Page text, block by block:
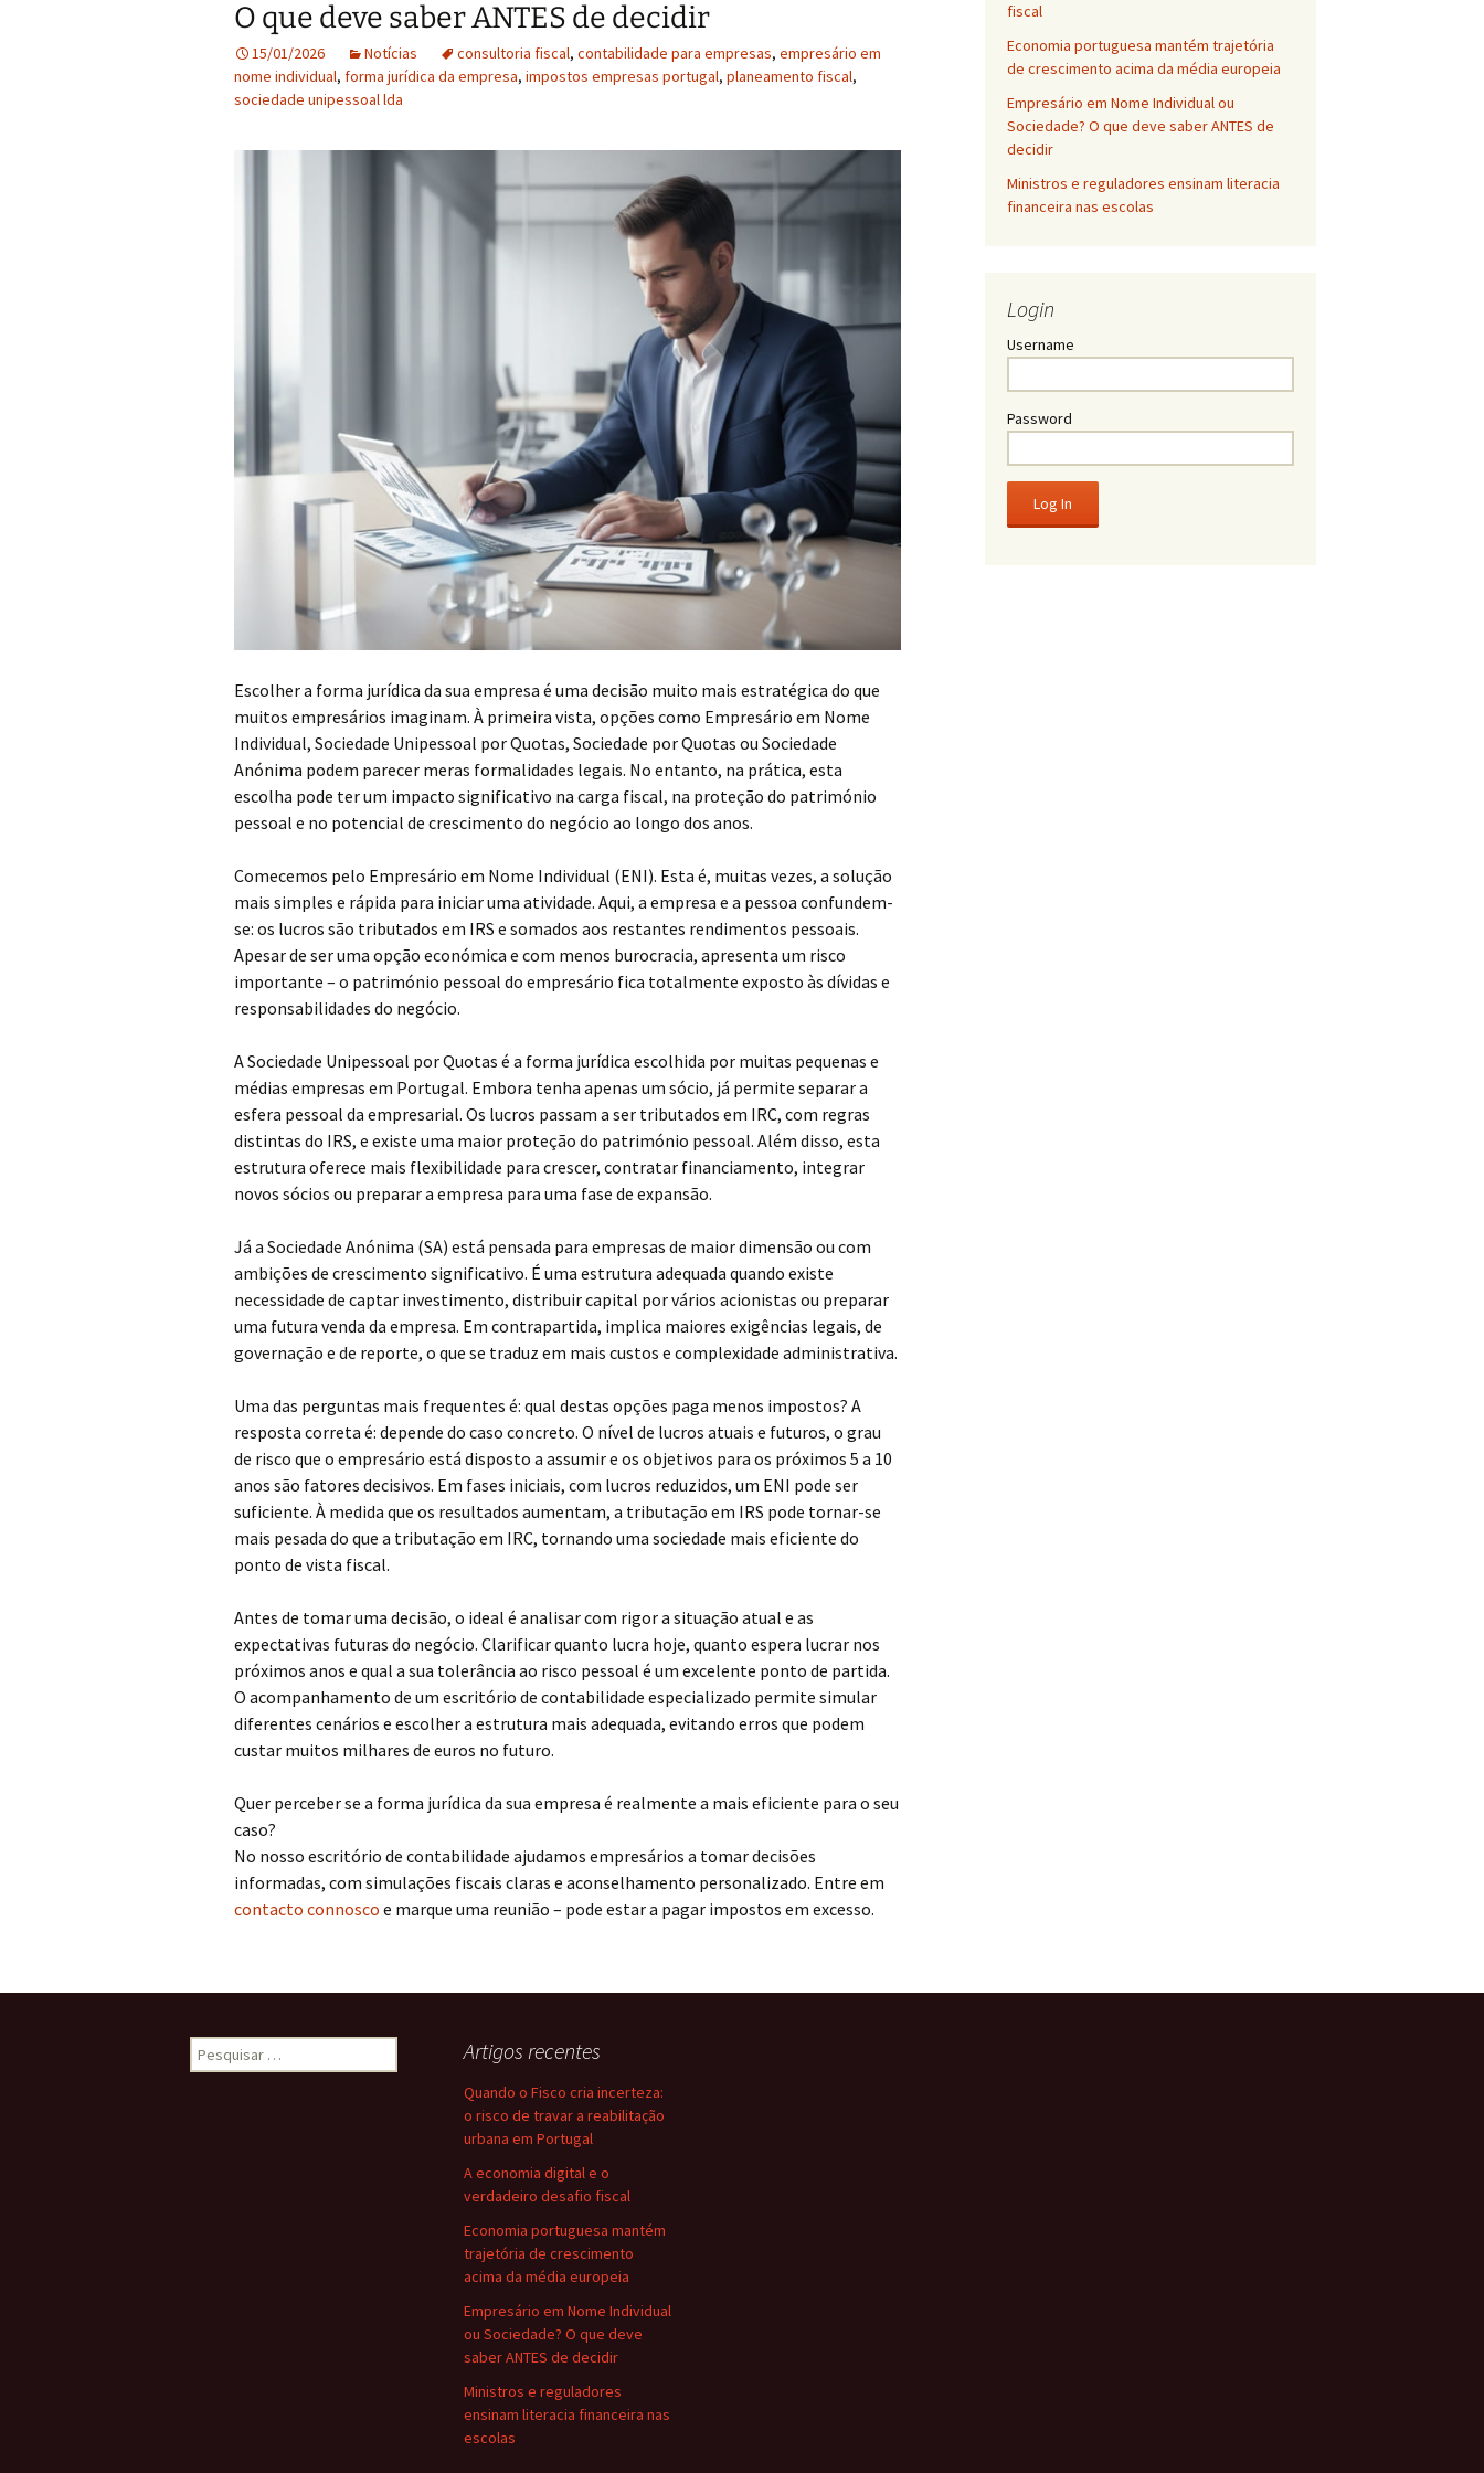
O que deve saber ANTES de decidir
15/01/2026 Notícias consultoria fiscal, contabilidade para empresas, empresário em
nome individual, forma jurídica da empresa, impostos empresas portugal, planeamento fiscal,
sociedade unipessoal lda
Escolher a forma jurídica da sua empresa é uma decisão muito mais estratégica do que
muitos empresários imaginam. À primeira vista, opções como Empresário em Nome
Individual, Sociedade Unipessoal por Quotas, Sociedade por Quotas ou Sociedade
Anónima podem parecer meras formalidades legais. No entanto, na prática, esta
escolha pode ter um impacto significativo na carga fiscal, na proteção do património
pessoal e no potencial de crescimento do negócio ao longo dos anos.
Comecemos pelo Empresário em Nome Individual (ENI). Esta é, muitas vezes, a solução
mais simples e rápida para iniciar uma atividade. Aqui, a empresa e a pessoa confundem-
se: os lucros são tributados em IRS e somados aos restantes rendimentos pessoais.
Apesar de ser uma opção económica e com menos burocracia, apresenta um risco
importante – o património pessoal do empresário fica totalmente exposto às dívidas e
responsabilidades do negócio.
A Sociedade Unipessoal por Quotas é a forma jurídica escolhida por muitas pequenas e
médias empresas em Portugal. Embora tenha apenas um sócio, já permite separar a
esfera pessoal da empresarial. Os lucros passam a ser tributados em IRC, com regras
distintas do IRS, e existe uma maior proteção do património pessoal. Além disso, esta
estrutura oferece mais flexibilidade para crescer, contratar financiamento, integrar
novos sócios ou preparar a empresa para uma fase de expansão.
Já a Sociedade Anónima (SA) está pensada para empresas de maior dimensão ou com
ambições de crescimento significativo. É uma estrutura adequada quando existe
necessidade de captar investimento, distribuir capital por vários acionistas ou preparar
uma futura venda da empresa. Em contrapartida, implica maiores exigências legais, de
governação e de reporte, o que se traduz em mais custos e complexidade administrativa.
Uma das perguntas mais frequentes é: qual destas opções paga menos impostos? A
resposta correta é: depende do caso concreto. O nível de lucros atuais e futuros, o grau
de risco que o empresário está disposto a assumir e os objetivos para os próximos 5 a 10
anos são fatores decisivos. Em fases iniciais, com lucros reduzidos, um ENI pode ser
suficiente. À medida que os resultados aumentam, a tributação em IRS pode tornar-se
mais pesada do que a tributação em IRC, tornando uma sociedade mais eficiente do
ponto de vista fiscal.
Antes de tomar uma decisão, o ideal é analisar com rigor a situação atual e as
expectativas futuras do negócio. Clarificar quanto lucra hoje, quanto espera lucrar nos
próximos anos e qual a sua tolerância ao risco pessoal é um excelente ponto de partida.
O acompanhamento de um escritório de contabilidade especializado permite simular
diferentes cenários e escolher a estrutura mais adequada, evitando erros que podem
custar muitos milhares de euros no futuro.
Quer perceber se a forma jurídica da sua empresa é realmente a mais eficiente para o seu
caso?
No nosso escritório de contabilidade ajudamos empresários a tomar decisões
informadas, com simulações fiscais claras e aconselhamento personalizado. Entre em
contacto connosco e marque uma reunião – pode estar a pagar impostos em excesso.
fiscal
Economia portuguesa mantém trajetória
de crescimento acima da média europeia
Empresário em Nome Individual ou
Sociedade? O que deve saber ANTES de
decidir
Ministros e reguladores ensinam literacia
financeira nas escolas
Login
Username
Password
Pesquisar
por:
Artigos recentes
Quando o Fisco cria incerteza:
o risco de travar a reabilitação
urbana em Portugal
A economia digital e o
verdadeiro desafio fiscal
Economia portuguesa mantém
trajetória de crescimento
acima da média europeia
Empresário em Nome Individual
ou Sociedade? O que deve
saber ANTES de decidir
Ministros e reguladores
ensinam literacia financeira nas
escolas